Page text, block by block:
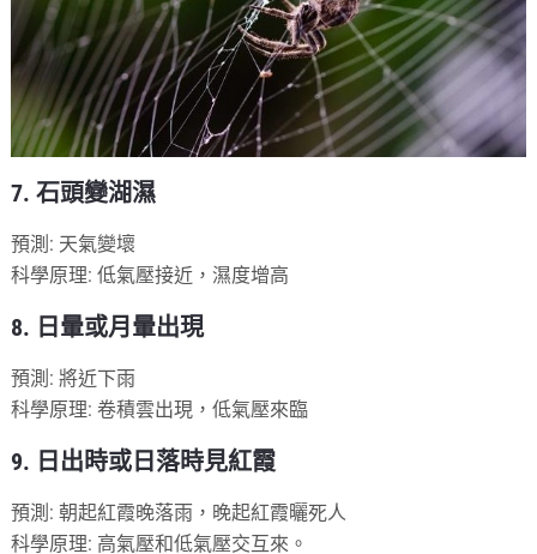
7. 石頭變湖濕
預測: 天氣變壞
科學原理: 低氣壓接近，濕度增高
8. 日暈或月暈出現
預測: 將近下雨
科學原理: 卷積雲出現，低氣壓來臨
9. 日出時或日落時見紅霞
預測: 朝起紅霞晚落雨，晚起紅霞曬死人
科學原理: 高氣壓和低氣壓交互來。